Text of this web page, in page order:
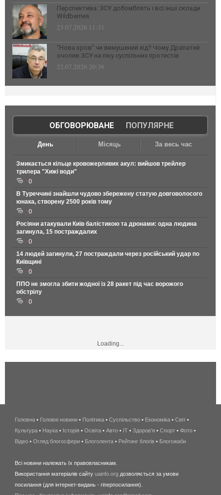
Перспектива: ЗСУ добомблять і всі інші склади
Wildberries
23.07.2026 11:31
“Нова кров” чи вимушений хід? Чому Драпатий
очолив ЗСУ на піку суспільних протестів
22.07.2026 20:36
ОБГОВОРЮВАНЕ| ПОПУЛЯРНЕ
День Місяць За весь час
Змикається кільце кровожерливих акул: вийшов трейлер
трилера "Хижі води"
0
В Туреччині знайшли чудово збережену статую довговолосого
юнака, створену 2500 років тому
0
Росіяни атакували Київ балістикою та дронами: одна людина
загинула, 15 постраждалих
0
14 людей загинули, 27 постраждали через російський удар по
Київщині
0
ППО не змогла збити жодної із 28 ракет під час ворожого
обстрілу
0
Loading...
беспроводной
интернет
киев
wimax
Головна • Головні новини • Політика • Суспільство • Економіка • Світ •
Культура • Наука • Історія • Освіта • Авто • IT • Здоров'я • Спорт • Фото •
Відео • Огляд блогосфери • Блоголента • Рейтинг блогів • Блогожаби
Всі новини належать їх правовласникам.
Використання матеріалів сайту uainfo.org дозволяється за умови
посилання (для інтернет-видань - гіперпосилання).